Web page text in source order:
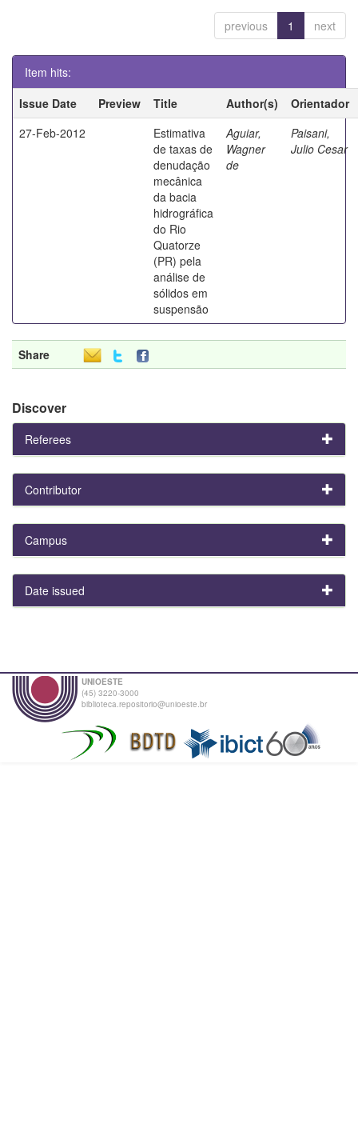
previous 1 next
Item hits:
Issue Date
Preview Title Author(s)
Orientador
27-Feb-2012
Estimativa
de taxas de
denudação
mecânica
da bacia
hidrográfica
do Rio
Quatorze
(PR) pela
análise de
sólidos em
suspensão
Aguiar,
Wagner
de
Paisani,
Julio Cesar
Share
Discover
Referees
Contributor
Campus
Date issued
UNIOESTE
(45) 3220-3000
biblioteca.repositorio@unioeste.br